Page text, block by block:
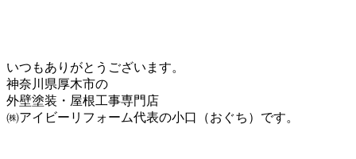
いつもありがとうございます。
神奈川県厚木市の
外壁塗装・屋根工事専門店
㈱アイビーリフォーム代表の小口（おぐち）です。